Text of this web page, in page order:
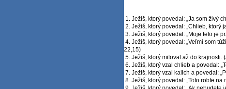
1. Ježiš, ktorý povedal: „Ja som živý
2. Ježiš, ktorý povedal: „Chlieb, ktorý
3. Ježiš, ktorý povedal: „Moje telo je
4. Ježiš, ktorý povedal: „Veľmi som
22,15)
5. Ježiš, ktorý miloval až do krajnosti.
6. Ježiš, ktorý vzal chlieb a povedal:
7. Ježiš, ktorý vzal kalich a povedal:
8. Ježiš, ktorý povedal: „Toto robte